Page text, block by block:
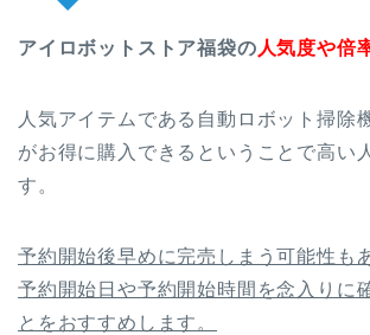
アイロボットストア福袋の 人気度や倍
人気アイテムである自動ロボット掃除
がお得に購入できるということで高い
す。
予約開始後早めに完売しまう可能性も
予約開始日や予約開始時間を念入りに
とをおすすめします。